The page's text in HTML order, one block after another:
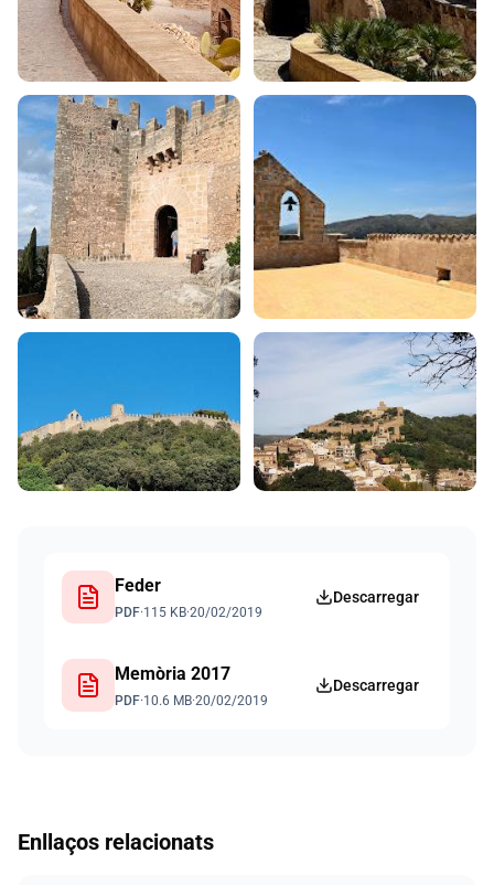
Feder
PDF·115 KB·20/02/2019
Descarregar
Memòria 2017
PDF·10.6 MB·20/02/2019
Descarregar
Enllaços relacionats